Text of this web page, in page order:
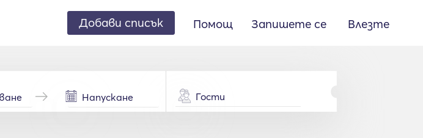
Добави списък Помощ Запишете се Влезте
Гости